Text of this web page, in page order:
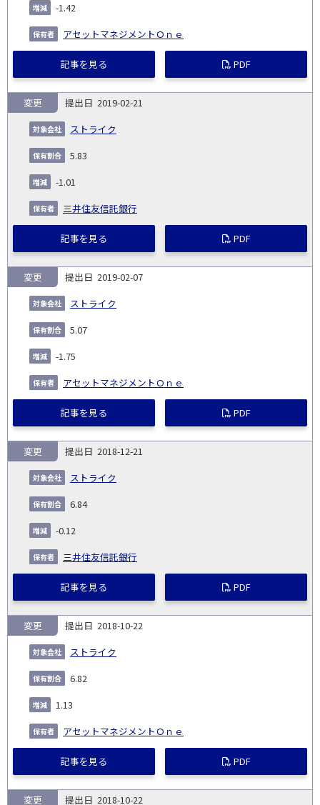
-1.42
アセットマネジメントＯｎｅ
記事を見る PDF
2019-02-21
ストライク
変更
5.83
-1.01
三井住友信託銀行
記事を見る PDF
2019-02-07
ストライク
変更
5.07
-1.75
アセットマネジメントＯｎｅ
記事を見る PDF
2018-12-21
ストライク
変更
6.84
-0.12
三井住友信託銀行
記事を見る PDF
2018-10-22
ストライク
変更
6.82
1.13
アセットマネジメントＯｎｅ
記事を見る PDF
2018-10-22
変更